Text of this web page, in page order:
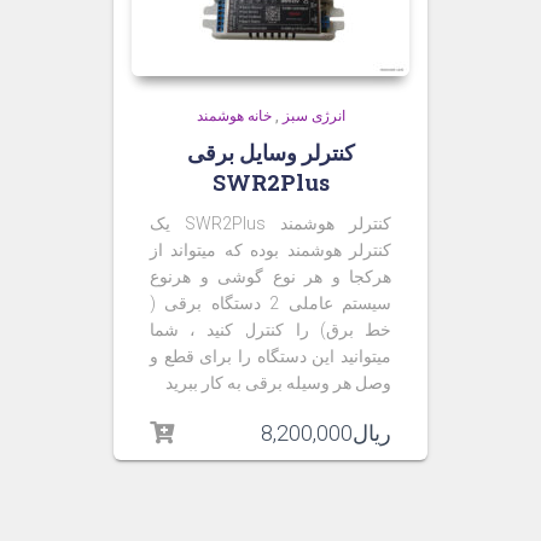
انرژی سبز ,خانه هوشمند
کنترلر وسایل برقی
SWR2Plus
کنترلر هوشمند SWR2Plus یک
کنترلر هوشمند بوده که میتواند از
هرکجا و هر نوع گوشی و هرنوع
سیستم عاملی 2 دستگاه برقی (
خط برق) را کنترل کنید ، شما
میتوانید این دستگاه را برای قطع و
وصل هر وسیله برقی به کار ببرید
ریال8,200,000